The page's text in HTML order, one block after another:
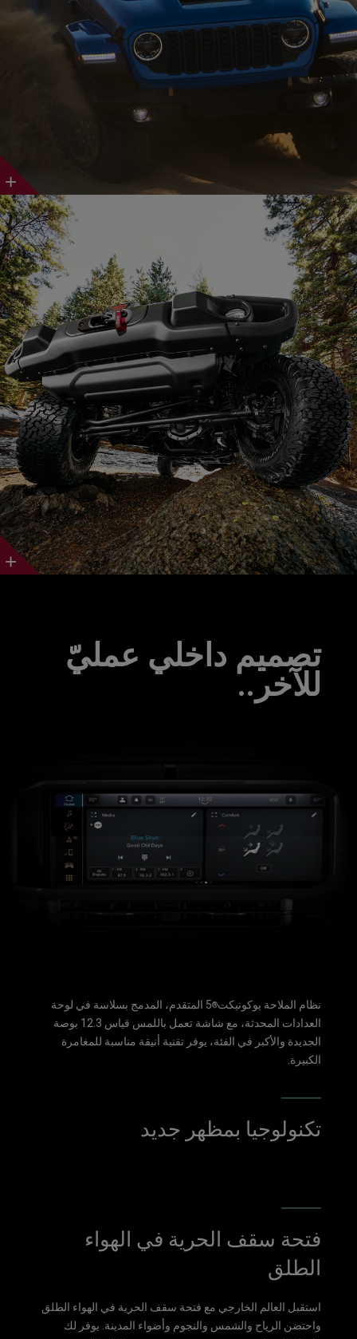
تصميم داخلي عمليّ
للآخر..
نظام الملاحة يوكونيكت®
5 المتقدم، المدمج بسلاسة في لوحة
العدادات المحدثة، مع شاشة تعمل باللمس قياس 12.3 بوصة
الجديدة والأكبر في الفئة، يوفر تقنية أنيقة مناسبة للمغامرة
الكبيرة.
تكنولوجيا بمظهر جديد
فتحة سقف الحرية في الهواء
الطلق
استقبل العالم الخارجي مع فتحة سقف الحرية في الهواء الطلق
واحتضن الرياح والشمس والنجوم وأضواء المدينة. يوفر لك